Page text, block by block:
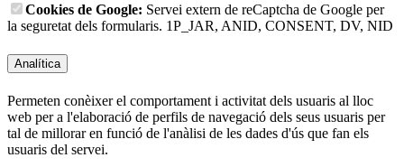
Cookies de Google: Servei extern de reCaptcha de Google per
la seguretat dels formularis. 1P_JAR, ANID, CONSENT, DV, NID
Analítica
Permeten conèixer el comportament i activitat dels usuaris al lloc
web per a l'elaboració de perfils de navegació dels seus usuaris per
tal de millorar en funció de l'anàlisi de les dades d'ús que fan els
usuaris del servei.